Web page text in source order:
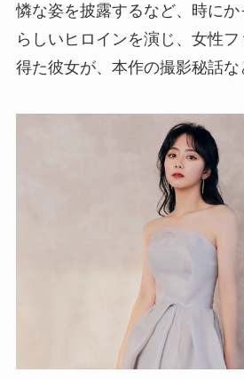
憐な姿を披露するなど、時に
らしいヒロインを演じ、女性
得た彼女が、本作の撮影秘話な